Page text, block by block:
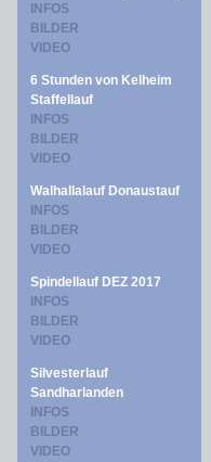
INFOS
BILDER
VIDEO
6 Stunden von Kelheim
Staffellauf
INFOS
BILDER
VIDEO
Walhallalauf Donaustauf
INFOS
BILDER
VIDEO
Spindellauf DEZ 2017
INFOS
BILDER
VIDEO
Silvesterlauf
Sandharlanden
INFOS
BILDER
VIDEO